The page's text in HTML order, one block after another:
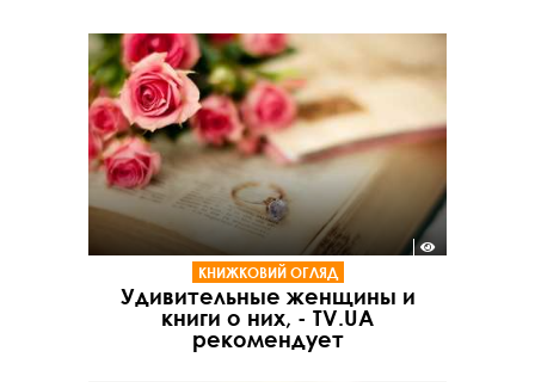
КНИЖКОВИЙ ОГЛЯД
Удивительные женщины и
книги о них, - TV.UA
рекомендует